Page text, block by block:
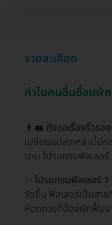
รายละเอียด
ทำไมคนอื่นซื้อแพ็
👩‍💼 กังวลเรื่องริ้วรอ
เปลี่ยนแปลงเหล่านี้มั
นาน โปรแกรมฟิลเลอ
โปรแกรมฟิลเลอร์
วัยขึ้น ฟิลเลอร์เป็นสา
หัตถการที่ต้องพักฟื้นน